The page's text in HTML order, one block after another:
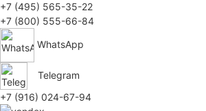
+7 (495) 565-35-22
+7 (800) 555-66-84
WhatsApp
Telegram
+7 (916) 024-67-94